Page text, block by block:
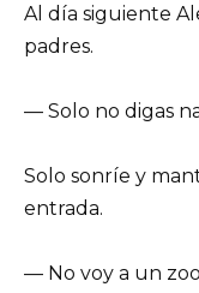
Al día siguiente
padres.
— Solo no digas
Solo sonríe y
entrada.
— No voy a un